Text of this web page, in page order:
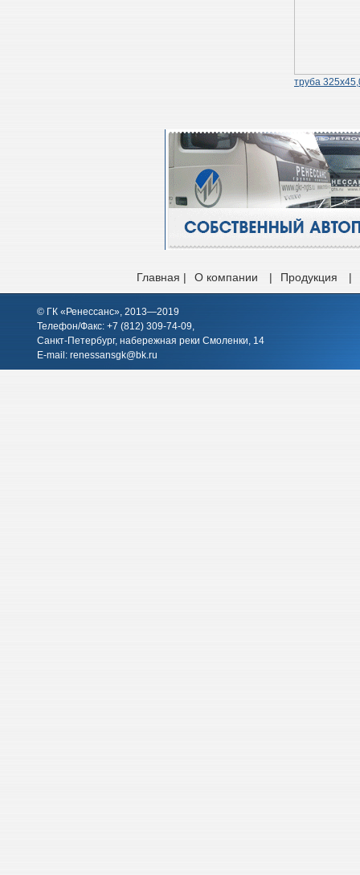
труба
Главная | О компании | Продукция |
© ГК «Ренессанс», 2013—2019
Телефон/Факс: +7 (812) 309-74-09,
Санкт-Петербург, набережная реки Смоленки, 14
E-mail: renessansgk@bk.ru